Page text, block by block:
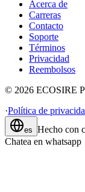
Acerca de
Carreras
Contacto
Soporte
Términos
Privacidad
Reembolsos
© 2026 ECOSIRE
·Política de
es Hecho con
Chatea en whatsapp